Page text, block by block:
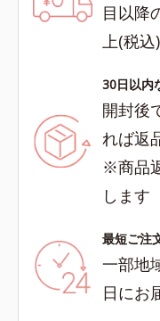
目以降
上(税
30日以内
開封後
れば返
※商品
します
最短ご注
一部地
日にお